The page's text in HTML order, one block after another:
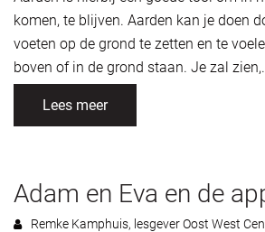
komen, te blijven. Aarden kan je doen
voeten op de grond te zetten en te
boven of in de grond staan. Je zal
Lees meer
Adam en Eva en de
Remke Kamphuis, lesgever Oost West